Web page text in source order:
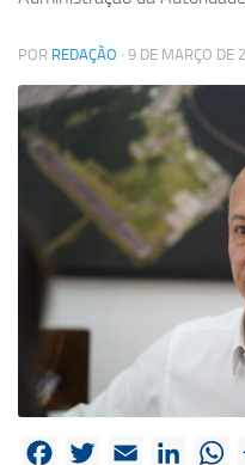
POR REDAÇÃO · 9 DE MARÇO DE
Facebook
Twitter Email